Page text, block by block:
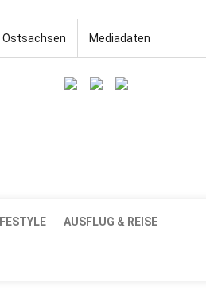
Ostsachsen Mediadaten
AUSFLUG & REISE